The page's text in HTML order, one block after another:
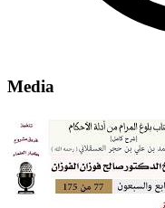
Media